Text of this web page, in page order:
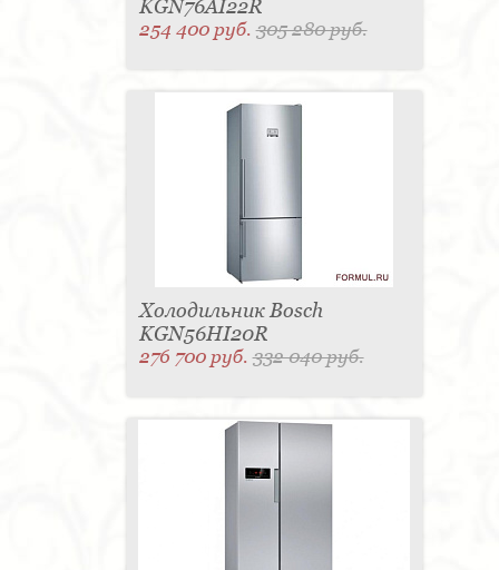
KGN76AI22R
254 400 руб.305 280 руб.
Холодильник Bosch
KGN56HI20R
276 700 руб.332 040 руб.